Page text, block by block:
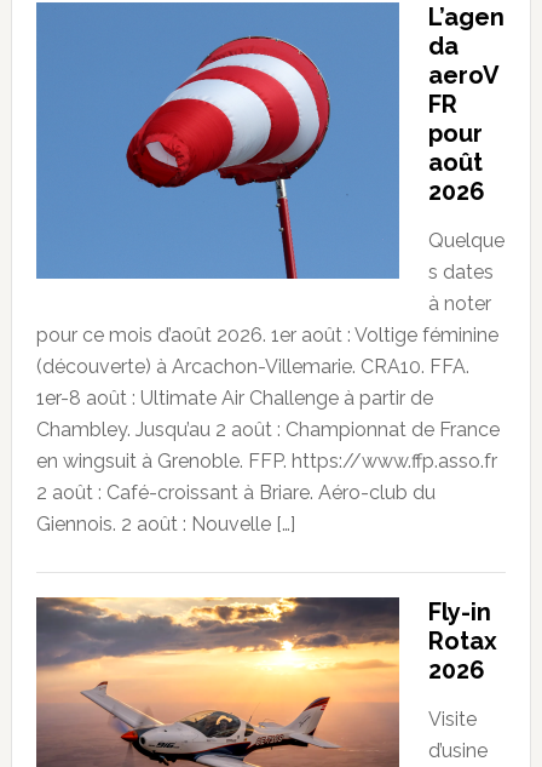
L’agen
da
aeroV
FR
pour
août
2026
Quelque
s dates
à noter
pour ce mois d’août 2026. 1er août : Voltige féminine
(découverte) à Arcachon-Villemarie. CRA10. FFA.
1er-8 août : Ultimate Air Challenge à partir de
Chambley. Jusqu’au 2 août : Championnat de France
en wingsuit à Grenoble. FFP. https://www.ffp.asso.fr
2 août : Café-croissant à Briare. Aéro-club du
Giennois. 2 août : Nouvelle […]
Fly-in
Rotax
2026
Visite
d’usine